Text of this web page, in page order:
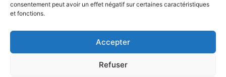
consentement peut avoir un effet négatif sur certaines caractéristiques
et fonctions.
Accepter
Refuser
Mentions Légales